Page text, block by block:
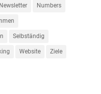
Newsletter Numbers
Selbständig
Website Ziele